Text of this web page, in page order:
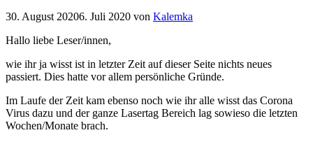
30. August 20206. Juli 2020 von Kalemka
Hallo liebe Leser/innen,
wie ihr ja wisst ist in letzter Zeit auf dieser Seite nichts neues
passiert. Dies hatte vor allem persönliche Gründe.
Im Laufe der Zeit kam ebenso noch wie ihr alle wisst das Corona
Virus dazu und der ganze Lasertag Bereich lag sowieso die letzten
Wochen/Monate brach.